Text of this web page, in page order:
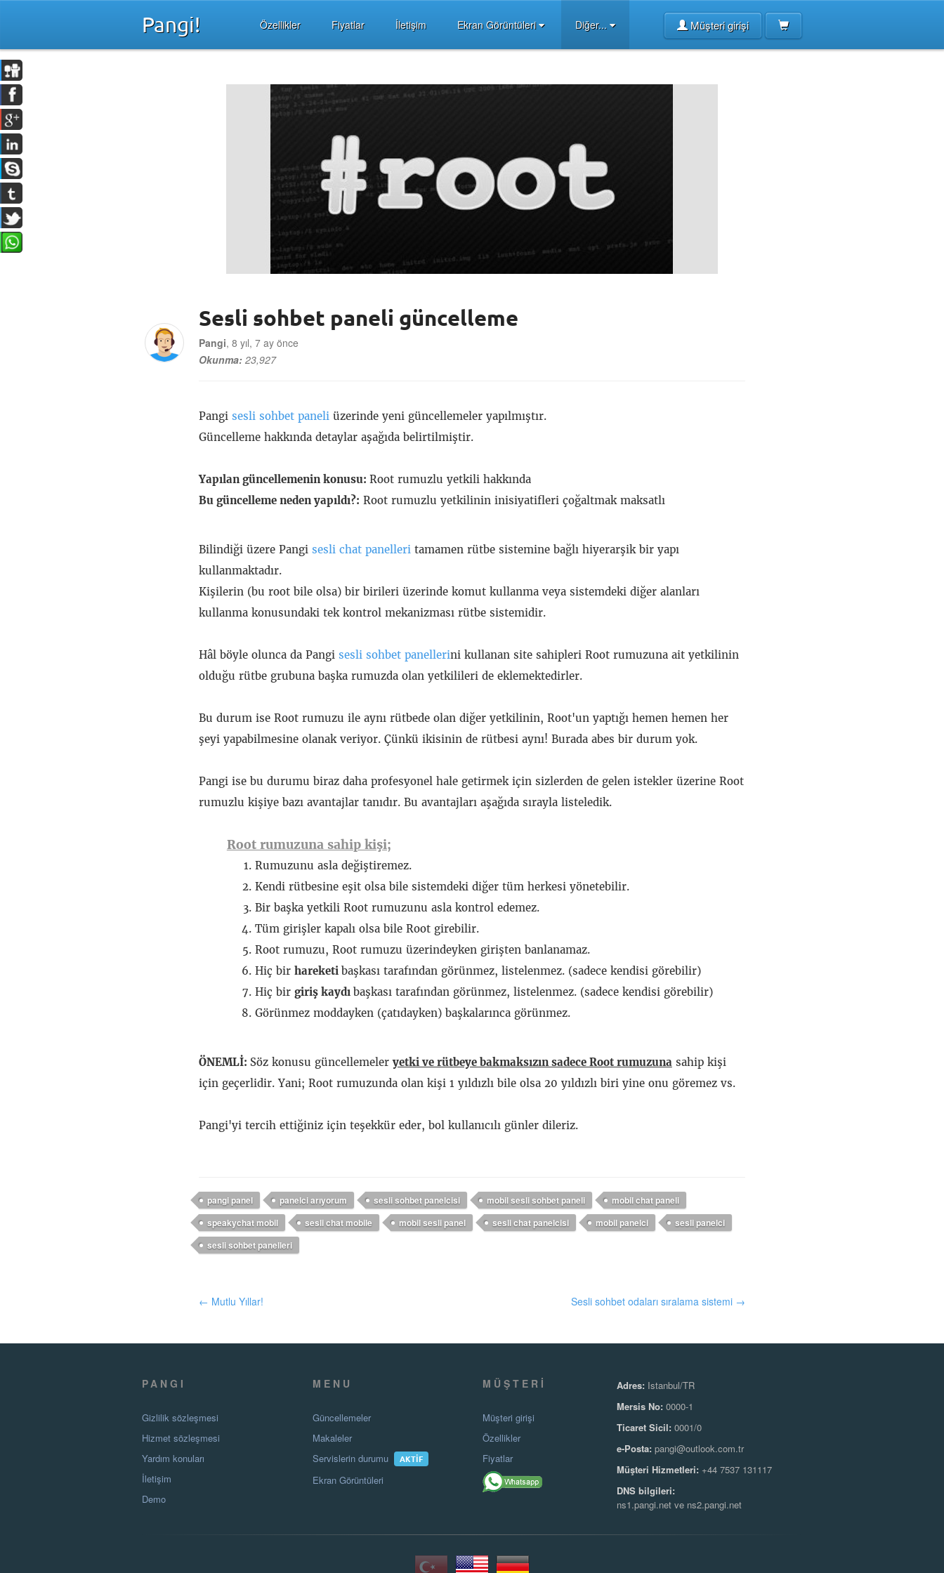
Pangi! Özellikler Fiyatlar İletişim Ekran Görüntüleri Diğer... Müşteri girişi
Sesli sohbet paneli güncelleme
Pangi, 8 yıl, 7 ay önce
Okunma:23,927
Pangi sesli sohbet paneli üzerinde yeni güncellemeler yapılmıştır.
Güncelleme hakkında detaylar aşağıda belirtilmiştir.
Yapılan güncellemenin konusu: Root rumuzlu yetkili hakkında
Bu güncelleme neden yapıldı?: Root rumuzlu yetkilinin inisiyatifleri çoğaltmak maksatlı
Bilindiği üzere Pangi sesli chat panelleritamamen rütbe sistemine bağlı hiyerarşik bir yapı
kullanmaktadır.
Kişilerin (bu root bile olsa) bir birileri üzerinde komut kullanma veya sistemdeki diğer alanları
kullanma konusundaki tek kontrol mekanizması rütbe sistemidir.
Hâl böyle olunca da Pangi sesli sohbet panellerini kullanan site sahipleri Root rumuzuna ait yetkilinin
olduğu rütbe grubuna başka rumuzda olan yetkilileri de eklemektedirler.
Bu durum ise Root rumuzu ile aynı rütbede olan diğer yetkilinin, Root'un yaptığı hemen hemen her
şeyi yapabilmesine olanak veriyor. Çünkü ikisinin de rütbesi aynı! Burada abes bir durum yok.
Pangi ise bu durumu biraz daha profesyonel hale getirmek için sizlerden de gelen istekler üzerine Root
rumuzlu kişiye bazı avantajlar tanıdır. Bu avantajları aşağıda sırayla listeledik.
Root rumuzuna sahip kişi;
Rumuzunu asla değiştiremez.
Kendi rütbesine eşit olsa bile sistemdeki diğer tüm herkesi yönetebilir.
Bir başka yetkili Root rumuzunu asla kontrol edemez.
Tüm girişler kapalı olsa bile Root girebilir.
Root rumuzu, Root rumuzu üzerindeyken girişten banlanamaz.
Hiç bir hareketi başkası tarafından görünmez, listelenmez. (sadece kendisi görebilir)
Hiç bir giriş kaydı başkası tarafından görünmez, listelenmez. (sadece kendisi görebilir)
Görünmez moddayken (çatıdayken) başkalarınca görünmez.
ÖNEMLİ: Söz konusu güncellemeleryetki ve rütbeye bakmaksızın sadece Root rumuzunasahip kişi
için geçerlidir. Yani; Root rumuzunda olan kişi 1 yıldızlı bile olsa 20 yıldızlı biri yine onu göremez vs.
Pangi'yi tercih ettiğiniz için teşekkür eder, bol kullanıcılı günler dileriz.
pangi panel panelci arıyorum sesli sohbet panelcisi mobil sesli sohbet paneli
mobil chat paneli
speakychat mobil
sesli chat mobile mobil sesli panel sesli chat panelcisi mobil panelci
sesli panelci
sesli sohbet panelleri
← Mutlu Yıllar! Sesli sohbet odaları sıralama sistemi →
PANGI
Gizlilik sözleşmesi
Hizmet sözleşmesi
Yardım konuları
İletişim
Demo
MENU
Güncellemeler
Makaleler
Servislerin durumu
AKTIF
Ekran Görüntüleri
MÜŞTERI
Müşteri girişi
Özellikler
Fiyatlar
Adres: Istanbul/TR
Mersis No: 0000-1
Ticaret Sicil: 0001/0
e-Posta: pangi@outlook.com.tr
Müşteri Hizmetleri: +44 7537 131117
DNS bilgileri:
ns1.pangi.net ve ns2.pangi.net